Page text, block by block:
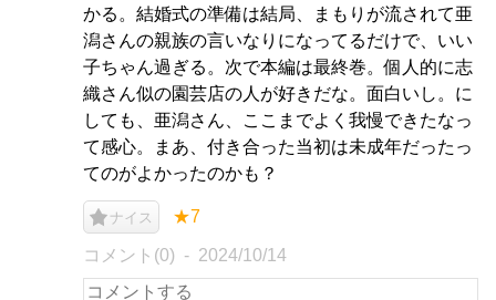
かる。結婚式の準備は結局、まもりが流されて亜
潟さんの親族の言いなりになってるだけで、いい
子ちゃん過ぎる。次で本編は最終巻。個人的に志
織さん似の園芸店の人が好きだな。面白いし。に
しても、亜潟さん、ここまでよく我慢できたなっ
て感心。まあ、付き合った当初は未成年だったっ
てのがよかったのかも？
ナイス ★7
コメント(0) 2024/10/14